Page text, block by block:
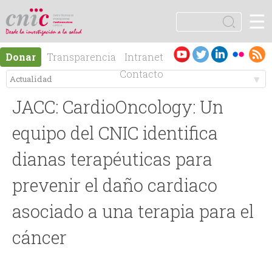
logotipo
En
gli
sh
Es
pa
ño
l
F
o
r
m
u
l
a
u
s
c
Donar Transparencia
Intranet
Contacto
☰
M
e
n
ú
p
JACC: CardioOncology: Un
equipo del CNIC identifica
dianas terapéuticas para
prevenir el daño cardiaco
asociado a una terapia para el
cáncer